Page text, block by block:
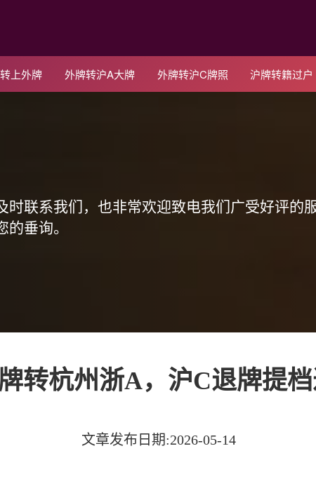
上外牌 外牌转沪A大牌 外牌转沪C牌照 沪牌转籍过户
联系我们，也非常欢迎致电我们广受好评的服
垂询。
转杭州浙A，沪C退牌提
文章发布日期:2026-05-14